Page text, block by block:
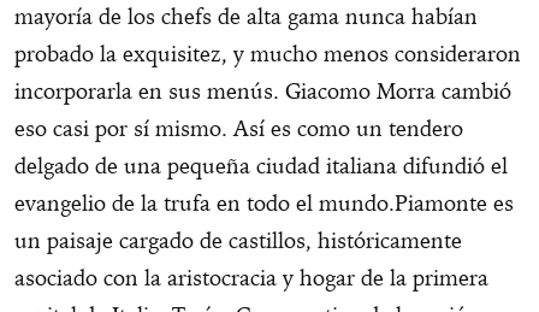
mayoría de los chefs de alta gama nunca habían
probado la exquisitez, y mucho menos consideraron
incorporarla en sus menús. Giacomo Morra cambió
eso casi por sí mismo. Así es como un tendero
delgado de una pequeña ciudad italiana difundió el
evangelio de la trufa en todo el mundo.Piamonte es
un paisaje cargado de castillos, históricamente
asociado con la aristocracia y hogar de la primera